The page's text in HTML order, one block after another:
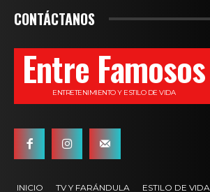
CONTÁCTANOS
Entre Famosos
ENTRETENIMIENTO Y ESTILO DE VIDA
INICIO TV Y FARÁNDULA ESTILO DE VIDA